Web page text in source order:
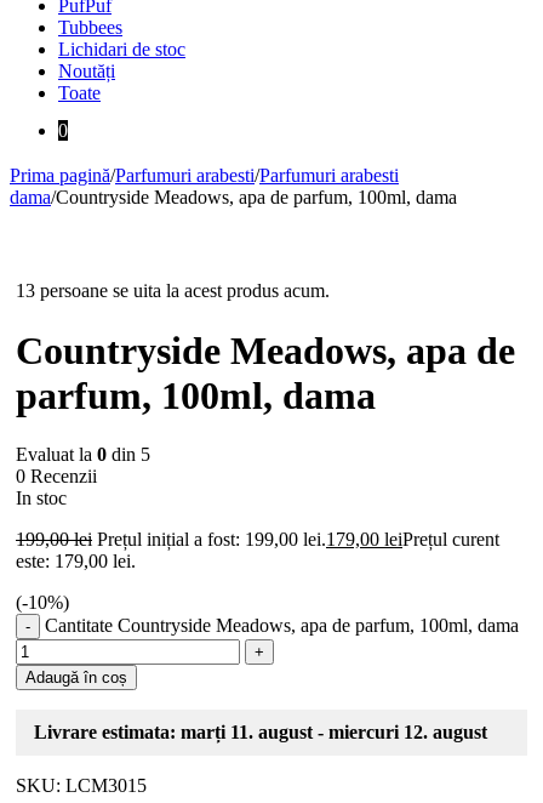
PufPuf
Tubbees
Lichidari de stoc
Noutăți
Toate
0
Prima pagină/Parfumuri arabesti/Parfumuri arabesti
dama/Countryside Meadows, apa de parfum, 100ml, dama
13 persoane se uita la acest produs acum.
Countryside Meadows, apa de
parfum, 100ml, dama
Evaluat la 0 din 5
0 Recenzii
In stoc
199,00lei Prețul inițial a fost: 199,00 lei.179,00 leiPrețul curent
este: 179,00 lei.
(-10%)
Cantitate Countryside Meadows, apa de parfum, 100ml, dama
Adaugă în coș
Livrare estimata: marți 11. august - miercuri 12. august
SKU: LCM3015